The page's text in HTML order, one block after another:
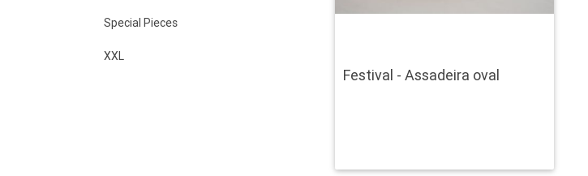
Special Pieces
XXL
Festival - Assadeira oval